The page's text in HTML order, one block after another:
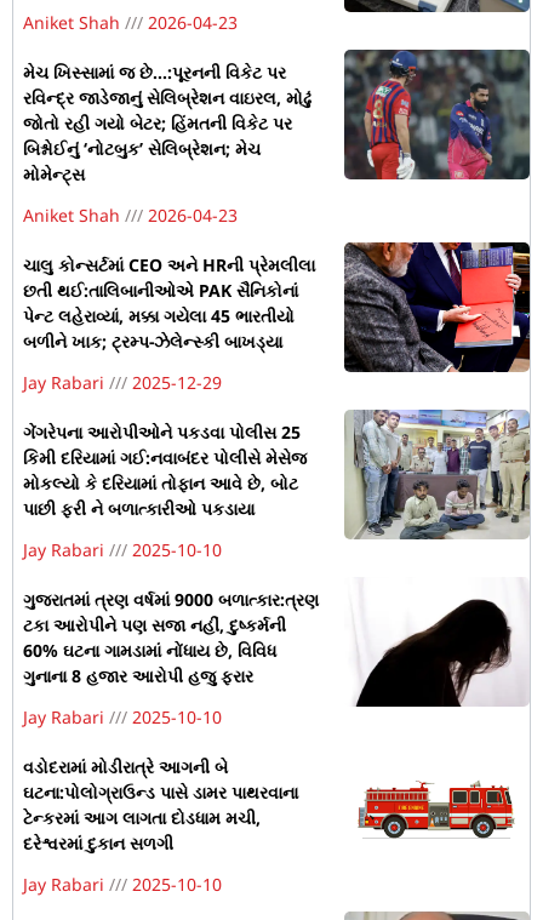
Aniket Shah
2026-04-23
મેચ ખિસ્સામાં જ છે…:પૂરનની વિકેટ પર
રવિન્દ્ર જાડેજાનું સેલિબ્રેશન વાઇરલ, મોઢું
જોતો રહી ગયો બેટર; હિંમતની વિકેટ પર
બિશ્નોઈનું ‘નોટબુક’ સેલિબ્રેશન; મેચ
મોમેન્ટ્સ
Aniket Shah
2026-04-23
ચાલુ કોન્સર્ટમાં CEO અને HRની પ્રેમલીલા
છતી થઈ:તાલિબાનીઓએ PAK સૈનિકોનાં
પેન્ટ લહેરાવ્યાં, મક્કા ગયેલા 45 ભારતીયો
બળીને ખાક; ટ્રમ્પ-ઝેલેન્સ્કી બાખડ્યા
Jay Rabari
2025-12-29
ગેંગરેપના આરોપીઓને પકડવા પોલીસ 25
કિમી દરિયામાં ગઈ:નવાબંદર પોલીસે મેસેજ
મોકલ્યો કે દરિયામાં તોફાન આવે છે, બોટ
પાછી ફરી ને બળાત્કારીઓ પકડાયા
Jay Rabari
2025-10-10
ગુજરાતમાં ત્રણ વર્ષમાં 9000 બળાત્કાર:ત્રણ
ટકા આરોપીને પણ સજા નહીં, દુષ્કર્મની
60% ઘટના ગામડામાં નોંધાય છે, વિવિધ
ગુનાના 8 હજાર આરોપી હજુ ફરાર
Jay Rabari
2025-10-10
વડોદરામાં મોડીરાત્રે આગની બે
ઘટના:પોલોગ્રાઉન્ડ પાસે ડામર પાથરવાના
ટેન્કરમાં આગ લાગતા દોડધામ મચી,
દરેશ્વરમાં દુકાન સળગી
Jay Rabari
2025-10-10